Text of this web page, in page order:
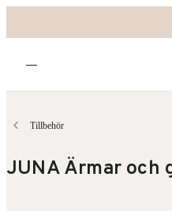
Öppna menyn
Tillbehör
JUNA Ärmar och